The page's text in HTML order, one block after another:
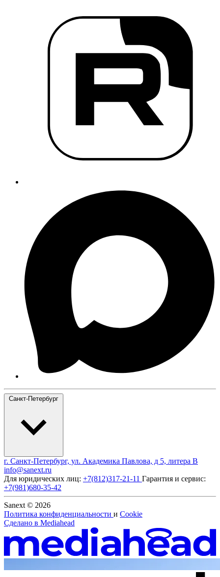
Санкт-Петербург
г. Санкт-Петербург, ул. Академика Павлова, д 5, литера В
info@sanext.ru
Для юридических лиц: +7(812)317-21-11 Гарантия и сервис:
+7(981)680-35-42
Sanext © 2026
Политика конфиденциальности и Cookie
Сделано в Mediahead